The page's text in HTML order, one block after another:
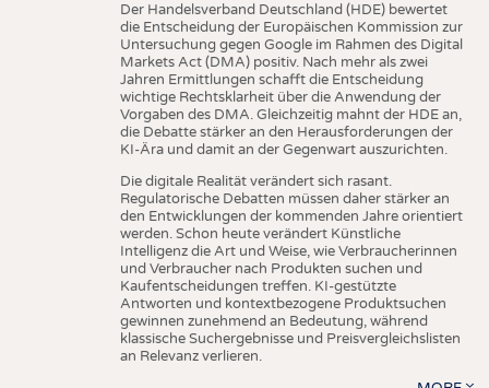
Der Handelsverband Deutschland (HDE) bewertet
die Entscheidung der Europäischen Kommission zur
Untersuchung gegen Google im Rahmen des Digital
Markets Act (DMA) positiv. Nach mehr als zwei
Jahren Ermittlungen schafft die Entscheidung
wichtige Rechtsklarheit über die Anwendung der
Vorgaben des DMA. Gleichzeitig mahnt der HDE an,
die Debatte stärker an den Herausforderungen der
KI-Ära und damit an der Gegenwart auszurichten.
Die digitale Realität verändert sich rasant.
Regulatorische Debatten müssen daher stärker an
den Entwicklungen der kommenden Jahre orientiert
werden. Schon heute verändert Künstliche
Intelligenz die Art und Weise, wie Verbraucherinnen
und Verbraucher nach Produkten suchen und
Kaufentscheidungen treffen. KI-gestützte
Antworten und kontextbezogene Produktsuchen
gewinnen zunehmend an Bedeutung, während
klassische Suchergebnisse und Preisvergleichslisten
an Relevanz verlieren.